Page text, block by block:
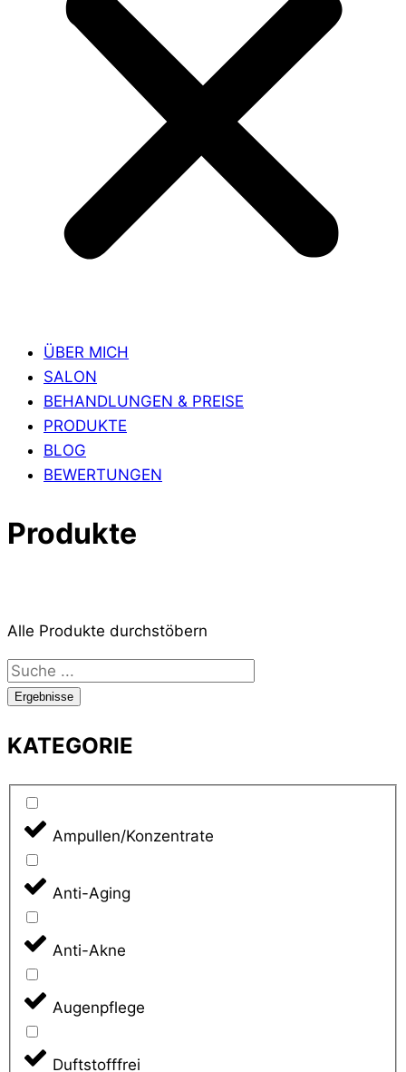
ÜBER MICH
SALON
BEHANDLUNGEN & PREISE
PRODUKTE
BLOG
BEWERTUNGEN
Produkte
Alle Produkte durchstöbern
Search
...Ergebnisse
KATEGORIE
Ampullen/Konzentrate
Anti-Aging
Anti-Akne
Augenpflege
Duftstofffrei